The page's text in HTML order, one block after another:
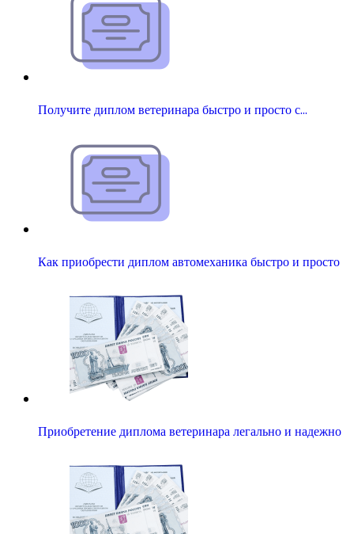
Получите диплом ветеринара быстро и просто с…
Как приобрести диплом автомеханика быстро и просто
Приобретение диплома ветеринара легально и надежно